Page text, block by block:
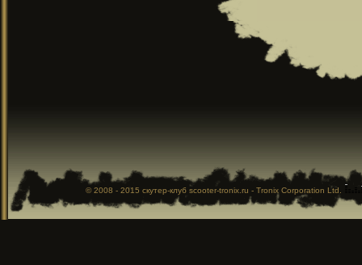
© 2008 - 2015 скутер-клуб scooter-tronix.ru - Tronix Corporation Ltd.